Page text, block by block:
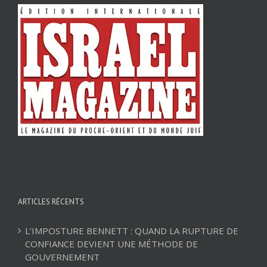
ARTICLES RÉCENTS
L’IMPOSTURE BENNETT : QUAND LA RUPTURE DE
CONFIANCE DEVIENT UNE MÉTHODE DE
GOUVERNEMENT